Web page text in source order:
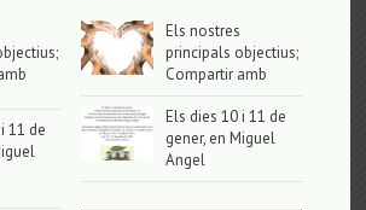
11 de
Els nostres
principals objectius;
Compartir amb
Els dies 10 i 11 de
gener, en Miguel
Angel